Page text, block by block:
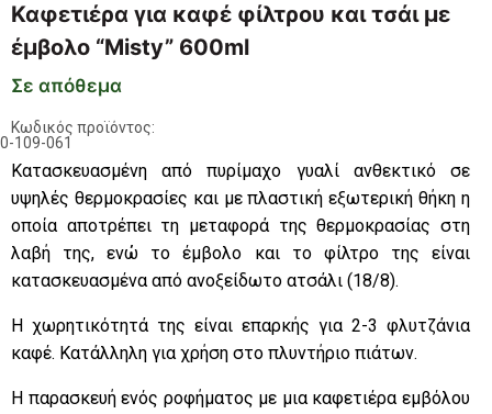
Καφετιέρα για καφέ φίλτρου και τσάι με
έμβολο “Misty” 600ml
Σε απόθεμα
Κωδικός προϊόντος:
109-061
Κατασκευασμένη από πυρίμαχο γυαλί ανθεκτικό σε
υψηλές θερμοκρασίες και με πλαστική εξωτερική θήκη η
οποία αποτρέπει τη μεταφορά της θερμοκρασίας στη
λαβή της, ενώ το έμβολο και το φίλτρο της είναι
κατασκευασμένα από ανοξείδωτο ατσάλι (18/8).
Η χωρητικότητά της είναι επαρκής για 2-3 φλυτζάνια
καφέ. Κατάλληλη για χρήση στο πλυντήριο πιάτων.
Η παρασκευή ενός ροφήματος με μια καφετιέρα εμβόλου